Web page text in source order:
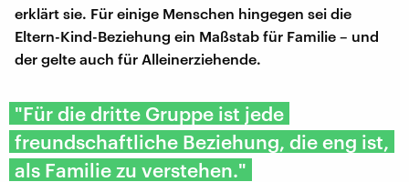
erklärt sie. Für einige Menschen hingegen sei die
Eltern-Kind-Beziehung ein Maßstab für Familie – und
der gelte auch für Alleinerziehende.
"Für die dritte Gruppe ist jede
freundschaftliche Beziehung, die eng ist,
als Familie zu verstehen."